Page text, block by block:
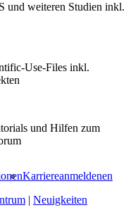
und weiteren Studien inkl.
Use-Files inkl.
und Hilfen zum
Karriereanmeldenen
| Neuigkeiten